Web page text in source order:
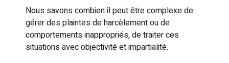
Nous savons combien il peut être complexe de
gérer des plaintes de harcèlement ou de
comportements inappropriés, de traiter ces
situations avec objectivité et impartialité.